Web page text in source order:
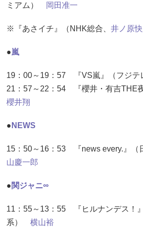
ミアム）
岡田准一
※『あさイチ』（NHK総合、 井ノ原
●嵐
19：00～19：57 『VS嵐』（フジテ
21：57～22：54 『櫻井・有吉THE
櫻井翔
● NEWS
15：50～16：53 『news every.』（
山慶一郎
●関ジャニ∞
11：55～13：55 『ヒルナンデス！
系） 横山裕